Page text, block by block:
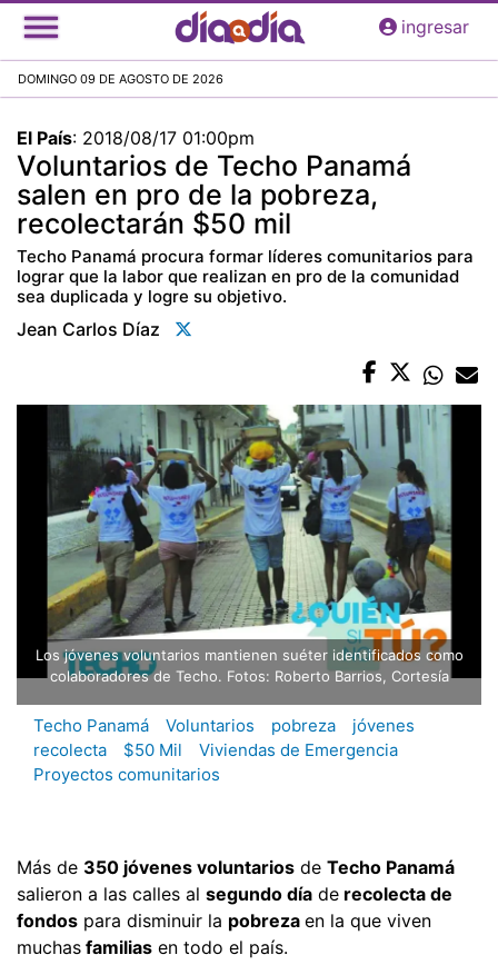
Pasar
al
principal
ingresar
DOMINGO 09 DE AGOSTO DE 2026
El País: 2018/08/17 01:00pm
Voluntarios de Techo Panamá
salen en pro de la pobreza,
recolectarán $50 mil
Techo Panamá procura formar líderes comunitarios para
lograr que la labor que realizan en pro de la comunidad
sea duplicada y logre su objetivo.
Jean Carlos Díaz
Los jóvenes voluntarios mantienen suéter identificados como
colaboradores de Techo. Fotos: Roberto Barrios, Cortesía
Techo Panamá Voluntarios pobreza
jóvenes
recolecta
$50 Mil
Viviendas de Emergencia
Proyectos comunitarios
Más de 350 jóvenes voluntarios de Techo Panamá
salieron a las calles al segundo día de recolecta de
fondos para disminuir la pobreza en la que viven
muchas familias en todo el país.